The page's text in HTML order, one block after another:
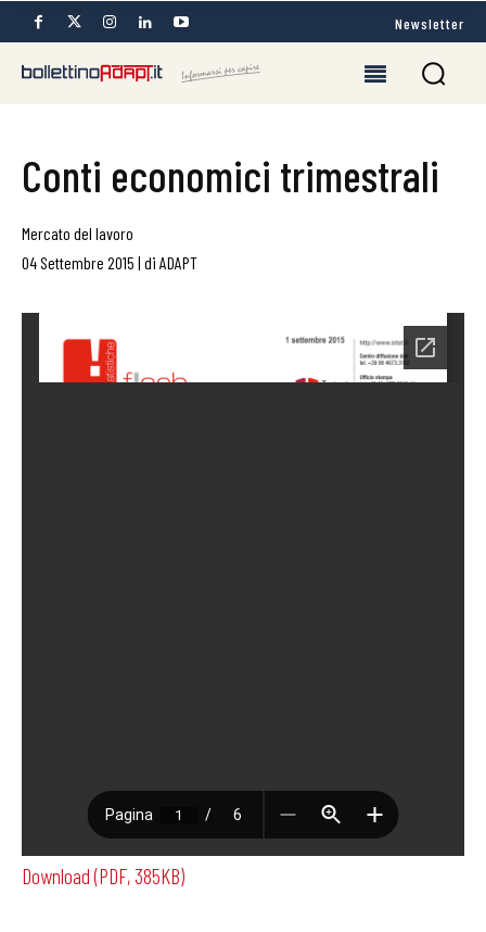
Newsletter
Conti economici trimestrali
Mercato del lavoro
04 Settembre 2015 | di ADAPT
Download (PDF, 385KB)